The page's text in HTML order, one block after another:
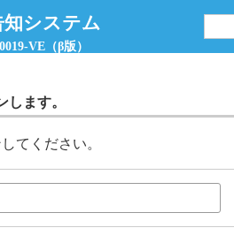
VE（β版）
システム
ます。
てください。